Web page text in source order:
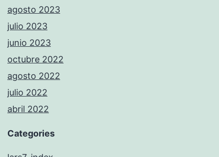
agosto 2023
julio 2023
junio 2023
octubre 2022
agosto 2022
julio 2022
abril 2022
Categories